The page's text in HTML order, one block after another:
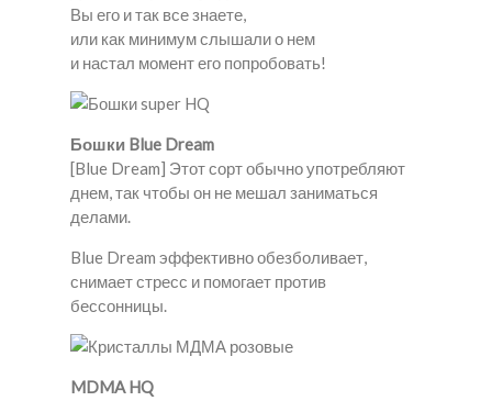
Вы его и так все знаете,
или как минимум слышали о нем
и настал момент его попробовать!
Бошки Blue Dream
[Blue Dream] Этот сорт обычно употребляют
днем, так чтобы он не мешал заниматься
делами.
Blue Dream эффективно обезболивает,
снимает стресс и помогает против
бессонницы.
MDMA HQ